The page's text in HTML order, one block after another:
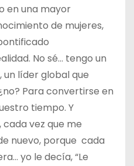
en una mayor
de mujeres,
No sé… tengo un
líder global que
Para convertirse en
tiempo. Y
vez que me
nuevo, porque cada
yo le decía, “Le